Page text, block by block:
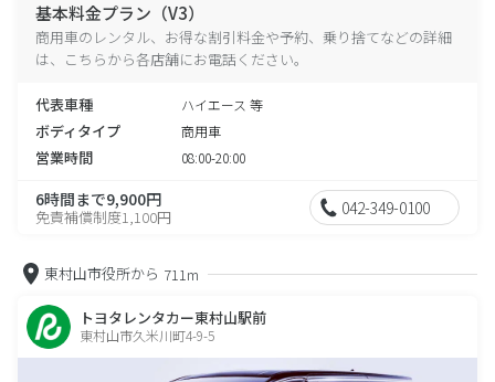
基本料金プラン（V3）
商用車のレンタル、お得な割引料金や予約、乗り捨てなどの詳細
は、こちらから各店舗にお電話ください。
代表車種 ハイエース 等
ボディタイプ 商用車
営業時間 08:00-20:00
6時間まで9,900円
免責補償制度1,100円 042-349-0100
東村山市役所から 711m
トヨタレンタカー東村山駅前
東村山市久米川町4-9-5